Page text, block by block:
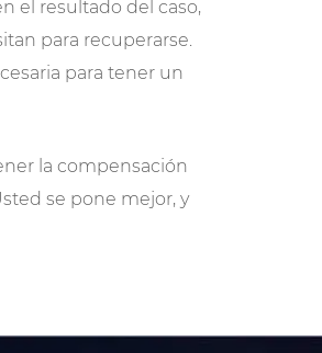
el resultado del caso,
para recuperarse.
para tener un
la compensación
se pone mejor, y